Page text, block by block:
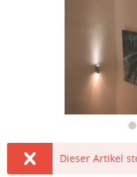
Dieser Artikel